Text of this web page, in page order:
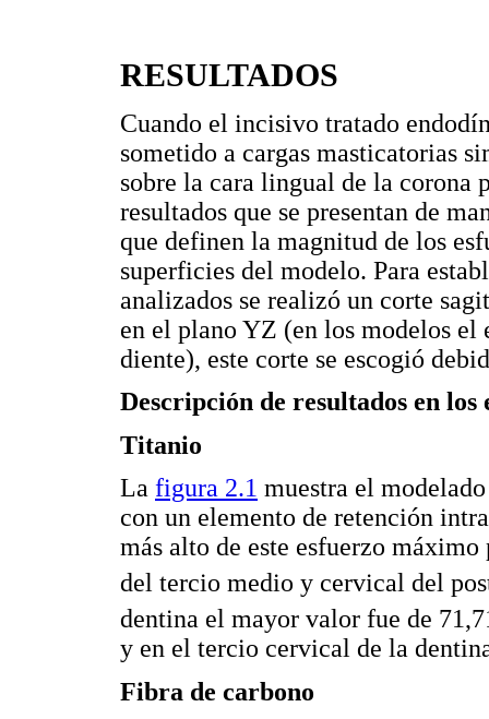
RESULTADOS
Cuando el incisivo tratado
sometido a cargas masticatorias
sobre la cara lingual de la corona
resultados que se presentan de
que definen la magnitud de los
superficies del modelo. Para
analizados se realizó un corte
en el plano YZ (en los modelos
diente), este corte se escogió
Descripción de resultados en
Titanio
La figura 2.1 muestra el
con un elemento de retención
más alto de este esfuerzo
del tercio medio y cervical del
dentina el mayor valor fue de
y en el tercio cervical de la
Fibra de carbono